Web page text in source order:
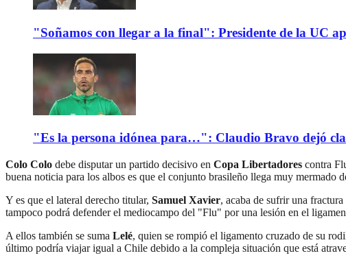
"Soñamos con llegar a la final": Presidente de la UC
"Es la persona idónea para…": Claudio Bravo dejó
Colo Colo debe disputar un partido decisivo en Copa Libertadores contra
buena noticia para los albos es que el conjunto brasileño llega muy mermado
Y es que el lateral derecho titular, Samuel Xavier, acaba de sufrir una
tampoco podrá defender el mediocampo del "Flu" por una lesión en el
A ellos también se suma Lelé, quien se rompió el ligamento cruzado de su
último podría viajar igual a Chile debido a la compleja situación que está